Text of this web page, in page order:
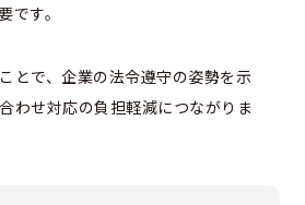
です。
とで、企業の法令遵守の姿勢を示
わせ対応の負担軽減につながりま